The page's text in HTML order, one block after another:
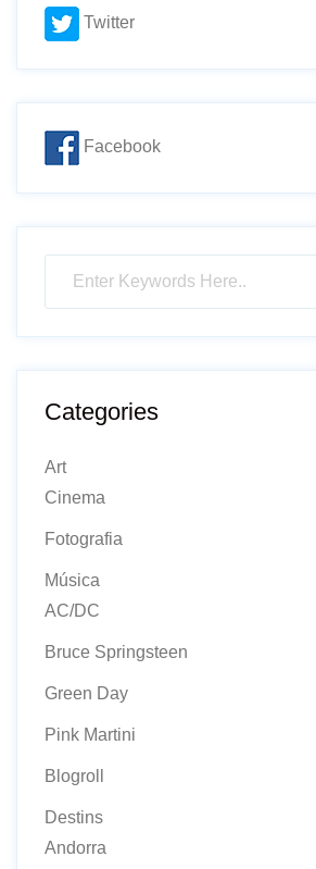
Twitter
Facebook
Categories
Art
Cinema
Fotografia
Música
AC/DC
Bruce Springsteen
Green Day
Pink Martini
Blogroll
Destins
Andorra